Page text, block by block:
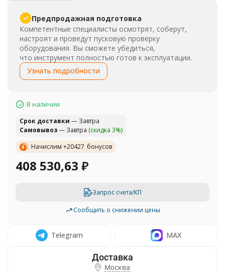
Предпродажная подготовка
Компетентные специалисты осмотрят, соберут,
настроят и проведут пусковую проверку
оборудования. Вы сможете убедиться,
что инструмент полностью готов к эксплуатации.
Узнать подробности
В наличии
Cрок доставки — Завтра
Самовывоз— Завтра (скидка 3%)
Начислим +20427 бонусов
408 530,63 ₽
Запрос счета/КП
Сообщить о снижении цены
Telegram MAX
Москва